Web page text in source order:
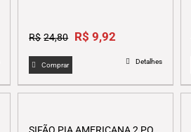
R$ 24,80
Original
R$24,80.
R$ 9,92
is:
R$9,92.
Comprar Detalhes